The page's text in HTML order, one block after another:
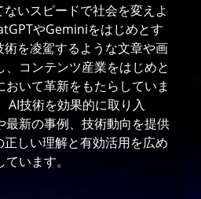
いスピードで社会を変えよ
やGeminiをはじめとす
術を凌駕するような文章や画
コンテンツ産業をはじめと
おいて革新をもたらしていま
AI技術を効果的に取り入
最新の事例、技術動向を提供
しい理解と有効活用を広め
います。